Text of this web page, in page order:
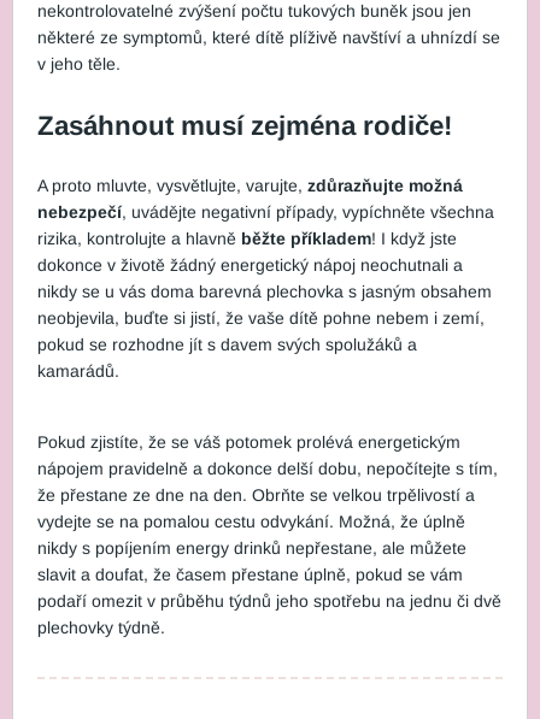
nekontrolovatelné zvýšení počtu tukových buněk jsou jen
některé ze symptomů, které dítě plíživě navštíví a uhnízdí se
v jeho těle.
Zasáhnout musí zejména rodiče!
A proto mluvte, vysvětlujte, varujte, zdůrazňujte možná
nebezpečí, uvádějte negativní případy, vypíchněte všechna
rizika, kontrolujte a hlavně běžte příkladem! I když jste
dokonce v životě žádný energetický nápoj neochutnali a
nikdy se u vás doma barevná plechovka s jasným obsahem
neobjevila, buďte si jistí, že vaše dítě pohne nebem i zemí,
pokud se rozhodne jít s davem svých spolužáků a
kamarádů.
Pokud zjistíte, že se váš potomek prolévá energetickým
nápojem pravidelně a dokonce delší dobu, nepočítejte s tím,
že přestane ze dne na den. Obrňte se velkou trpělivostí a
vydejte se na pomalou cestu odvykání. Možná, že úplně
nikdy s popíjením energy drinků nepřestane, ale můžete
slavit a doufat, že časem přestane úplně, pokud se vám
podaří omezit v průběhu týdnů jeho spotřebu na jednu či dvě
plechovky týdně.